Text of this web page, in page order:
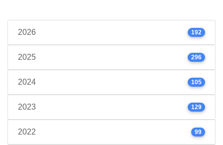
2026 192
2025 296
2024 105
2023 129
2022 99